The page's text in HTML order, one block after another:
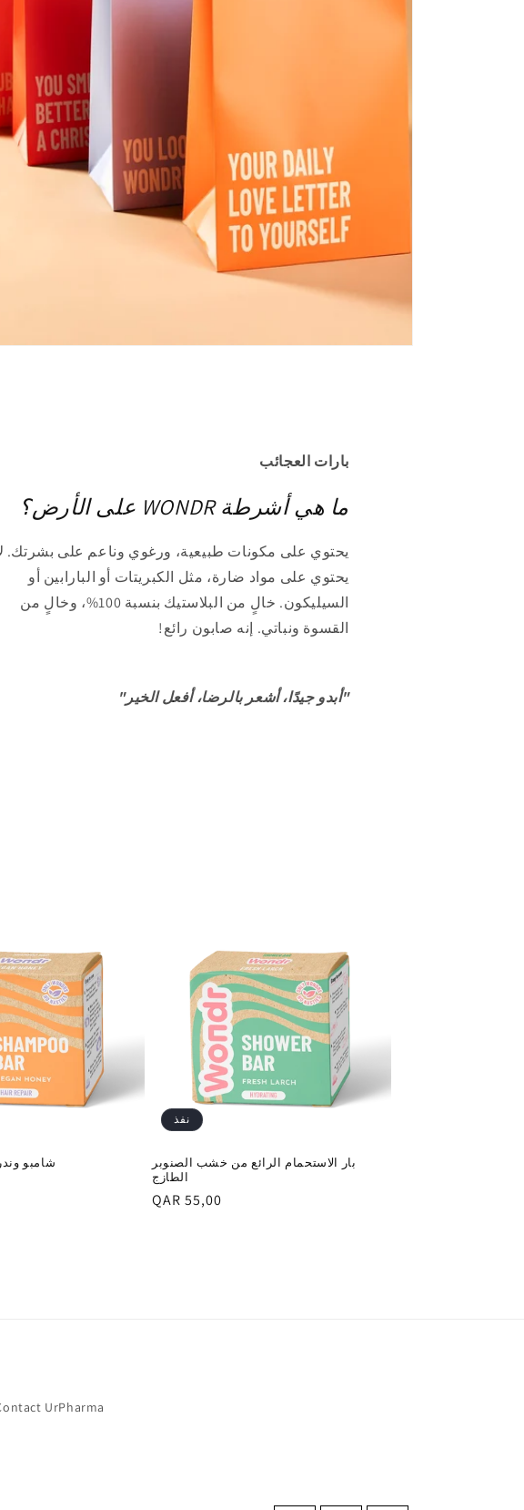
بارات العجائب
ما هي أشرطة WONDR على الأرض؟
يحتوي على مكونات طبيعية، ورغوي وناعم على بشرتك.
يحتوي على مواد ضارة، مثل الكبريتات أو البارابين أو
السيليكون. خالٍ من البلاستيك بنسبة 100%، وخالٍ من
القسوة ونباتي. إنه صابون رائع!​
"أبدو جيدًا، أشعر بالرضا، أفعل الخير"
شامبو
نفذ
بار الاستحمام الرائع من خشب الصنوبر
الطازج
السعر
QAR 55,00
UrPharma